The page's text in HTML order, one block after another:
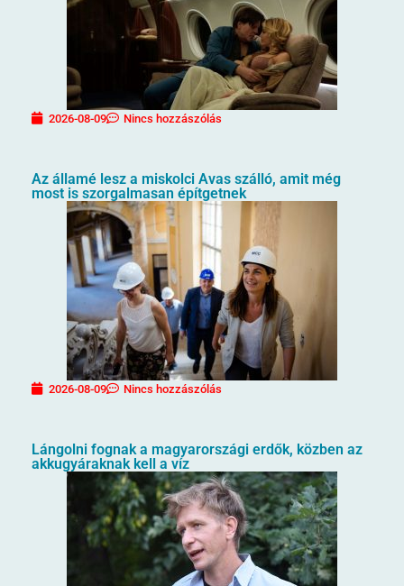
2026-08-09 Nincs hozzászólás
Az államé lesz a miskolci Avas szálló, amit még
most is szorgalmasan építgetnek
2026-08-09 Nincs hozzászólás
Lángolni fognak a magyarországi erdők, közben az
akkugyáraknak kell a víz